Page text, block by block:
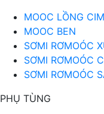
MOOC LỒNG
MOOC BEN
SƠMI RƠMOÓC
SƠMI RƠMOÓC
SƠMI RƠMOÓC
PHỤ TÙNG